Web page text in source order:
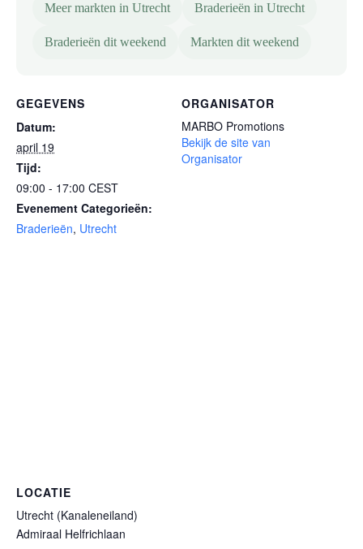
Meer markten in Utrecht Braderieën in Utrecht
Braderieën dit weekend Markten dit weekend
GEGEVENS
Datum:
april 19
Tijd:
09:00 - 17:00 CEST
Evenement Categorieën:
Braderieën, Utrecht
ORGANISATOR
MARBO Promotions
Bekijk de site van
Organisator
LOCATIE
Utrecht (Kanaleneiland)
Admiraal Helfrichlaan